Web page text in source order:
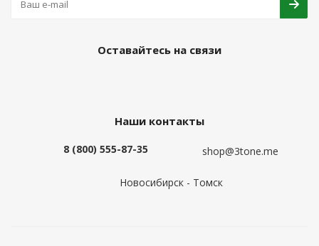
Оставайтесь на связи
Наши контакты
8 (800) 555-87-35 shop@3tone.me
Новосибирск - Томск